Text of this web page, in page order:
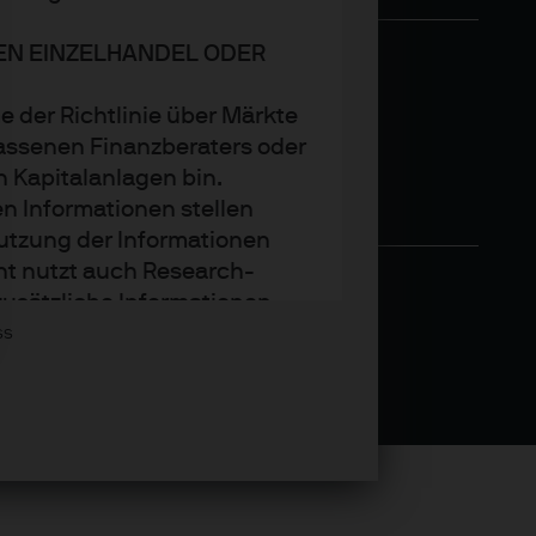
EINZELHANDEL ODER
der Richtlinie über Märkte
Finanzberaters oder
Kapitalanlagen bin.
Informationen stellen
der Informationen
nutzt auch Research-
Informationen
Management wider.
Asset Management
sie zum Zeitpunkt der